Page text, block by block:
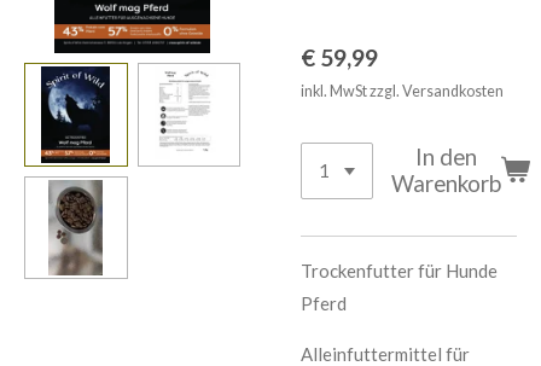
€ 59,99
inkl. MwSt zzgl. Versandkosten
In den
Warenkorb
Trockenfutter für Hunde
Pferd
Alleinfuttermittel für